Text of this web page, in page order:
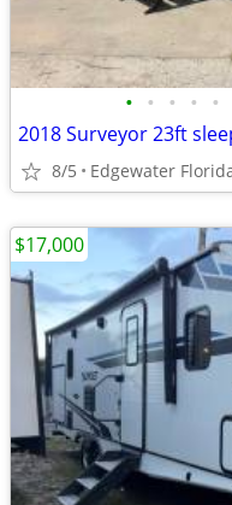
• • • • •
2018 Surveyor 23ft
8/5 Edgewater
$17,000